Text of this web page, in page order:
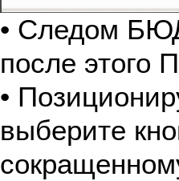
• Следом
после
•
выберите